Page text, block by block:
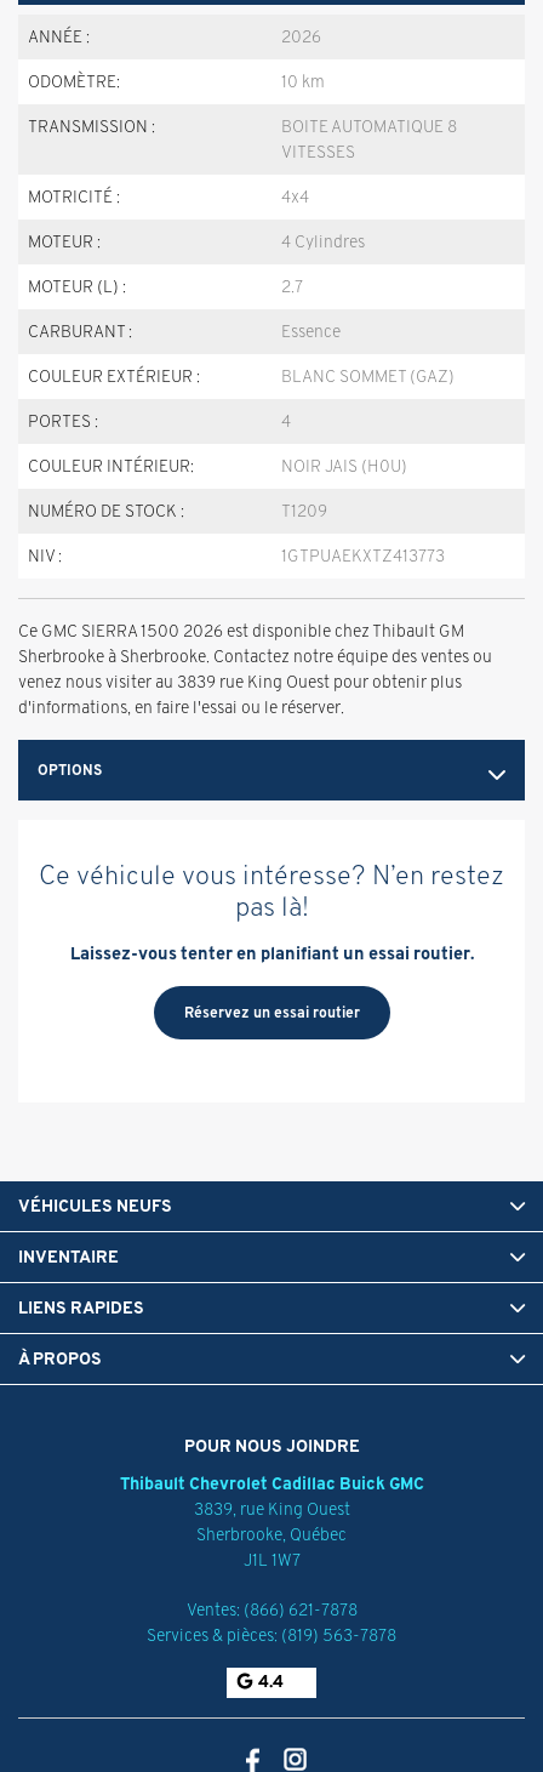
ANNÉE : 2026
ODOMÈTRE: 10 km
TRANSMISSION :
BOITE AUTOMATIQUE 8
VITESSES
MOTRICITÉ : 4x4
MOTEUR : 4 Cylindres
MOTEUR (L) : 2.7
CARBURANT : Essence
COULEUR EXTÉRIEUR : BLANC SOMMET (GAZ)
PORTES : 4
COULEUR INTÉRIEUR: NOIR JAIS (H0U)
NUMÉRO DE STOCK : T1209
NIV : 1GTPUAEKXTZ413773
Ce GMC SIERRA 1500 2026 est disponible chez Thibault GM
Sherbrooke à Sherbrooke. Contactez notre équipe des ventes ou
venez nous visiter au 3839 rue King Ouest pour obtenir plus
d'informations, en faire l'essai ou le réserver.
OPTIONS
Ce véhicule vous intéresse? N’en restez
pas là!
Laissez-vous tenter en planifiant un essai routier.
Réservez un essai routier
POUR NOUS JOINDRE
Thibault Chevrolet Cadillac Buick GMC
3839, rue King Ouest
Sherbrooke, Québec
J1L 1W7
Ventes: (866) 621-7878
Services & pièces: (819) 563-7878
4.4
VÉHICULES NEUFS
INVENTAIRE
LIENS RAPIDES
À PROPOS